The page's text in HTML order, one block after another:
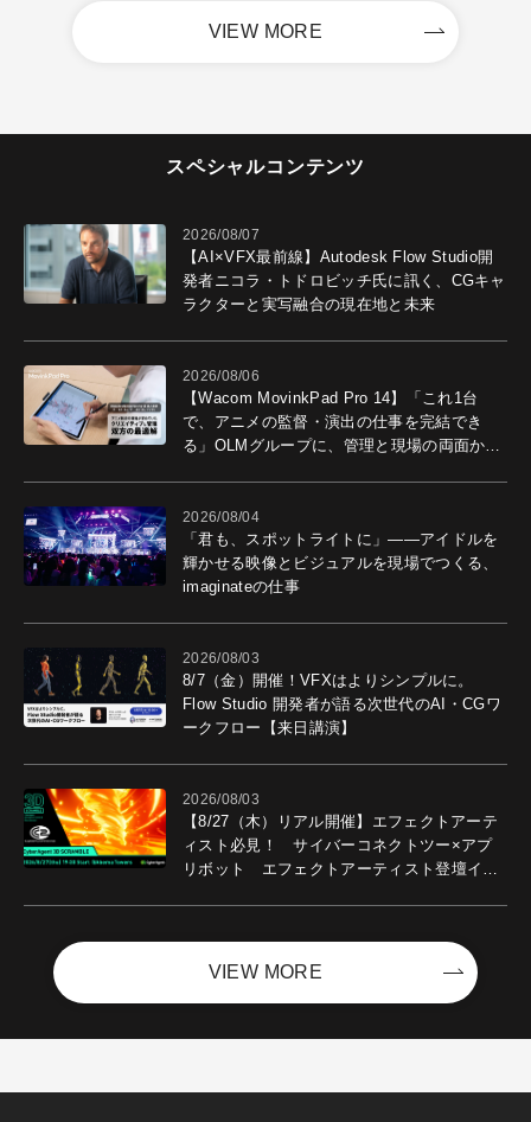
VIEW MORE
スペシャルコンテンツ
2026/08/07
【AI×VFX最前線】Autodesk Flow Studio開
発者ニコラ・トドロビッチ氏に訊く、CGキャ
ラクターと実写融合の現在地と未来
2026/08/06
【Wacom MovinkPad Pro 14】「これ1台
で、アニメの監督・演出の仕事を完結でき
る」OLMグループに、管理と現場の両面から
2026/08/04
「君も、スポットライトに」――アイドルを
輝かせる映像とビジュアルを現場でつくる、
imaginateの仕事
2026/08/03
8/7（金）開催！VFXはよりシンプルに。
Flow Studio 開発者が語る次世代のAI・CGワ
ークフロー【来日講演】
2026/08/03
【8/27（木）リアル開催】エフェクトアーテ
ィスト必見！ サイバーコネクトツー×アプ
リボット エフェクトアーティスト登壇イベ
VIEW MORE